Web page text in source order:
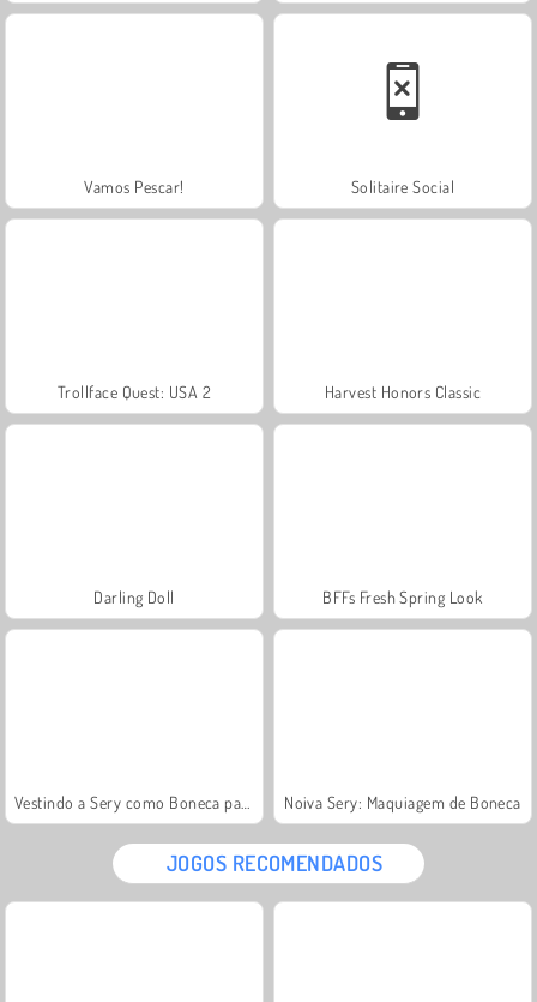
Vamos Pescar! Solitaire Social
Trollface Quest: USA 2 Harvest Honors Classic
Darling Doll BFFs Fresh Spring Look
Noiva Sery: Maquiagem de Boneca
JOGOS RECOMENDADOS